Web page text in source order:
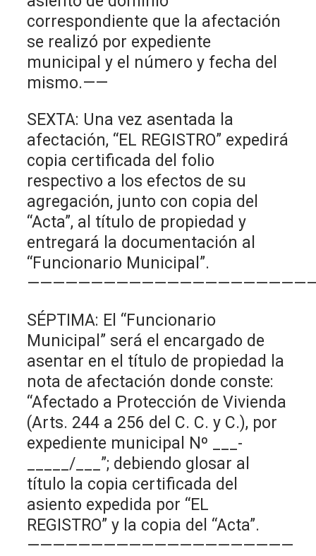
correspondiente que la afectación
se realizó por expediente
municipal y el número y fecha del
mismo.——
SEXTA: Una vez asentada la
afectación, “EL REGISTRO” expedirá
copia certificada del folio
respectivo a los efectos de su
agregación, junto con copia del
“Acta”, al título de propiedad y
entregará la documentación al
“Funcionario Municipal”.
SÉPTIMA: El “Funcionario
Municipal” será el encargado de
asentar en el título de propiedad la
nota de afectación donde conste:
“Afectado a Protección de Vivienda
(Arts. 244 a 256 del C. C. y C.), por
expediente municipal Nº ___-
_____/___”; debiendo glosar al
título la copia certificada del
asiento expedida por “EL
REGISTRO” y la copia del “Acta”.
—————————————————————